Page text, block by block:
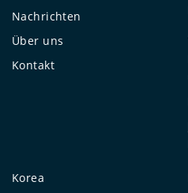
Nachrichten
Über uns
Kontakt
Korea